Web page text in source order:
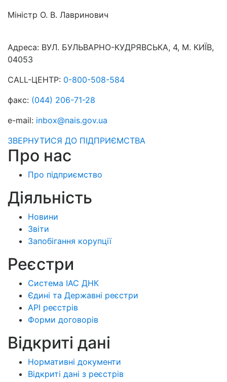
Міністр О. В. Лавринович
Адреса: ВУЛ. БУЛЬВАРНО-КУДРЯВСЬКА, 4, М. КИЇВ,
04053
CALL-ЦЕНТР: 0-800-508-584
факс: (044) 206-71-28
e-mail: inbox@nais.gov.ua
ЗВЕРНУТИСЯ ДО ПІДПРИЄМСТВА
Про нас
Про підприємство
Діяльність
Новини
Звіти
Запобігання корупції
Реєстри
Система ІАС ДНК
Єдині та Державні реєстри
API реєстрів
Форми договорів
Відкриті дані
Нормативні документи
Відкриті дані з реєстрів